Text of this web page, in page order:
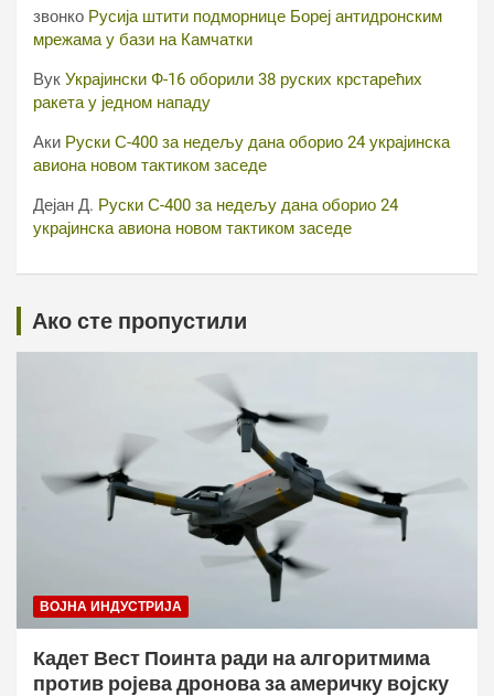
звонко Русија штити подморнице Бореј антидронским
мрежама у бази на Камчатки
Вук Украјински Ф-16 оборили 38 руских крстарећих
ракета у једном нападу
Аки Руски С-400 за недељу дана оборио 24 украјинска
авиона новом тактиком заседе
Дејан Д. Руски С-400 за недељу дана оборио 24
украјинска авиона новом тактиком заседе
Ако сте пропустили
ВОЈНА ИНДУСТРИЈА
Кадет Вест Поинта ради на алгоритмима
против ројева дронова за америчку војску